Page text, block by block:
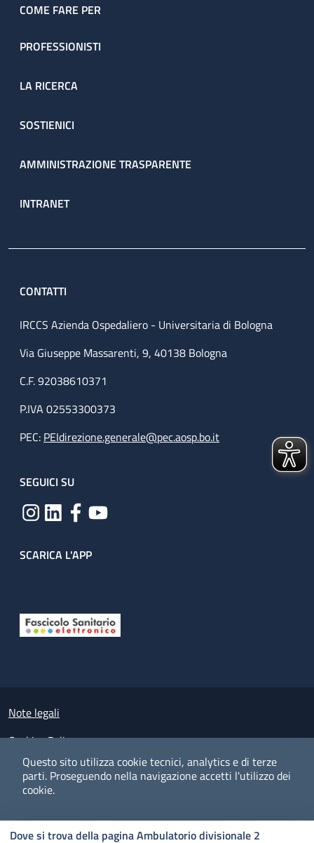
Questo sito utilizza cookie tecnici, analytics e di terze
parti. Proseguendo nella navigazione accetti l'utilizzo dei
cookie.
Dove si trova della pagina Ambulatorio divisionale 2
COME FARE PER
PROFESSIONISTI
LA RICERCA
SOSTIENICI
AMMINISTRAZIONE TRASPARENTE
INTRANET
CONTATTI
IRCCS Azienda Ospedaliero - Universitaria di Bologna
Via Giuseppe Massarenti, 9, 40138 Bologna
C.F. 92038610371
P.IVA 02553300373
PEC: PEIdirezione.generale@pec.aosp.bo.it
SEGUICI SU
SCARICA L'APP
Small prints
Note legali
Cookies Policy
Policy privacy e protezione del dato personale
Albo pretorio on-line
Dichiarazione di accessibilità